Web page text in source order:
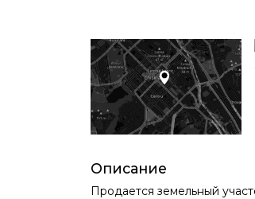
Описание
Продается земельный